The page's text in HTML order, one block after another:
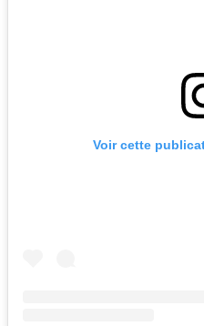
Voir cette